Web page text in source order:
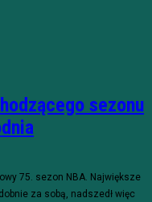
sezonu
75. sezon NBA. Największe
za sobą, nadszedł więc